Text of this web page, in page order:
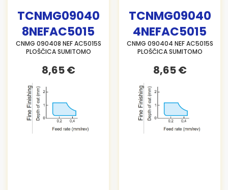
TCNMG09040
8NEFAC5015
CNMG 090408 NEF AC5015S
PLOŠČICA SUMITOMO
8,65 €
TCNMG09040
4NEFAC5015
CNMG 090404 NEF AC5015S
PLOŠČICA SUMITOMO
8,65 €